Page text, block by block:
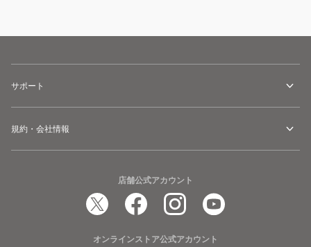
サポート
規約・会社情報
店舗公式アカウント
オンラインストア公式アカウント